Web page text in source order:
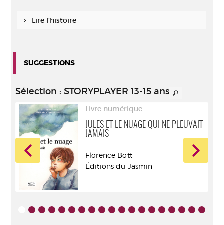
Lire l'histoire
SUGGESTIONS
Sélection : STORYPLAYER 13-15 ans
Livre numérique
JULES ET LE NUAGE QUI NE PLEUVAIT
JAMAIS
Florence Bott
Éditions du Jasmin